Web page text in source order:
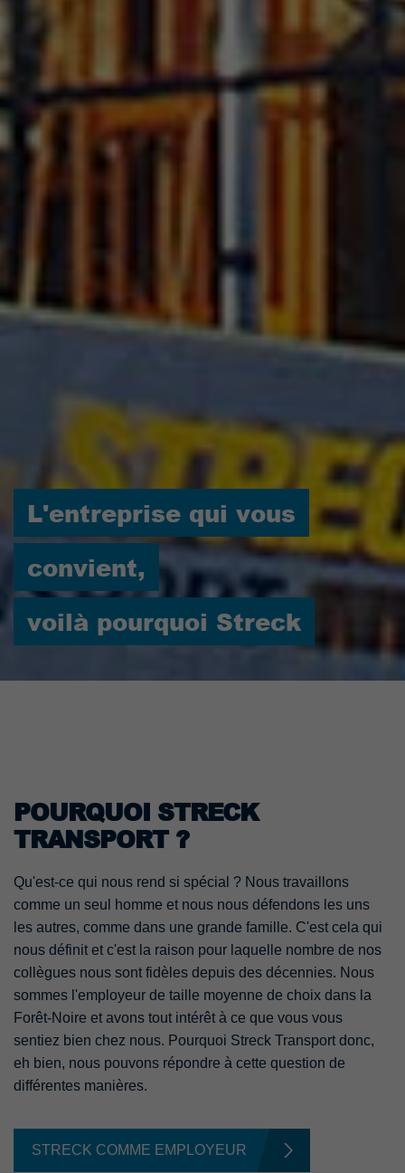
L'entreprise qui vous
convient,
voilà pourquoi Streck
POURQUOI STRECK
TRANSPORT ?
Qu'est-ce qui nous rend si spécial ? Nous travaillons
comme un seul homme et nous nous défendons les uns
les autres, comme dans une grande famille. C'est cela qui
nous définit et c'est la raison pour laquelle nombre de nos
collègues nous sont fidèles depuis des décennies. Nous
sommes l'employeur de taille moyenne de choix dans la
Forêt-Noire et avons tout intérêt à ce que vous vous
sentiez bien chez nous. Pourquoi Streck Transport donc,
eh bien, nous pouvons répondre à cette question de
différentes manières.
STRECK COMME EMPLOYEUR